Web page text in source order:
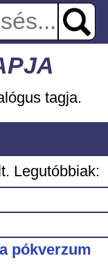
tagja.
Legutóbbiak:
pókverzum